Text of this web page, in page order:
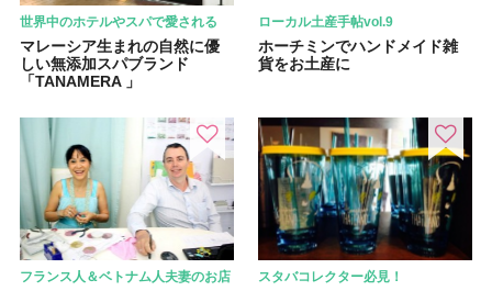
世界中のホテルやスパで愛される
マレーシア生まれの自然に優
しい無添加スパブランド
「TANAMERA 」
ローカル土産手帖vol.9
ホーチミンでハンドメイド雑
貨をお土産に
フランス人＆ベトナム人夫妻のお店 スタバコレクター必見！